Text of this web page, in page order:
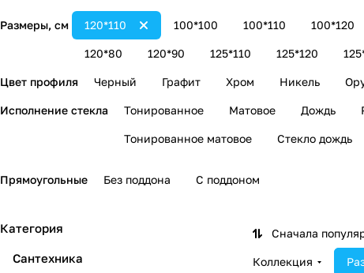
Размеры, см 100*100 100*110 100*120
120*110
120*80 120*90 125*110 125*120
Цвет профиля Черный Графит Хром Никель
Исполнение стекла Тонированное Матовое Дождь
Тонированное матовое Стекло дождь
Прямоугольные Без поддона С поддоном
Сначала
Коллекция
Категория
Сантехника